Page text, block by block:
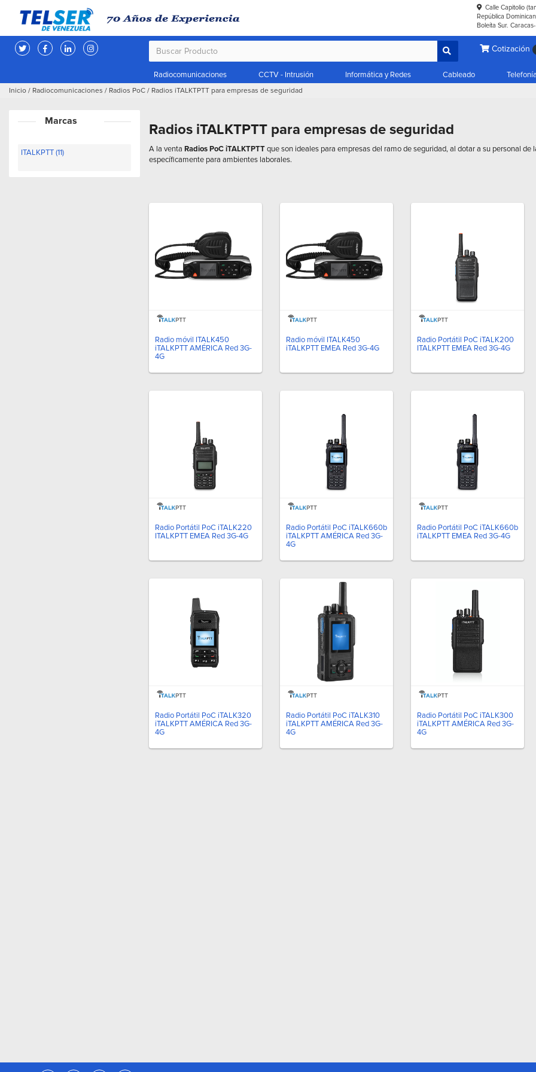
Calle Capitolio
República
Boleíta Sur.
Cotización
Radiocomunicaciones CCTV - Intrusión Informática y Redes Cableado
Inicio / Radiocomunicaciones / Radios PoC / Radios iTALKTPTT para empresas de seguridad
Marcas
ITALKPTT (11)
Radios iTALKTPTT para empresas de seguridad
A la venta Radios PoC iTALKTPTTque son ideales para empresas del ramo de seguridad, al dotar a su personal de
específicamente para ambientes laborales.
Radio móvil ITALK450
iTALKPTT AMÉRICA Red 3G-
4G
Radio móvil ITALK450
iTALKPTT EMEA Red 3G-4G
Radio Portátil PoC iTALK200
ITALKPTT EMEA Red 3G-4G
Radio Portátil PoC iTALK220
ITALKPTT EMEA Red 3G-4G
Radio Portátil PoC iTALK660b
iTALKPTT AMÉRICA Red 3G-
4G
Radio Portátil PoC iTALK660b
iTALKPTT EMEA Red 3G-4G
Radio Portátil PoC iTALK320
iTALKPTT AMÉRICA Red 3G-
4G
Radio Portátil PoC iTALK310
iTALKPTT AMÉRICA Red 3G-
4G
Radio Portátil PoC iTALK300
iTALKPTT AMÉRICA Red 3G-
4G